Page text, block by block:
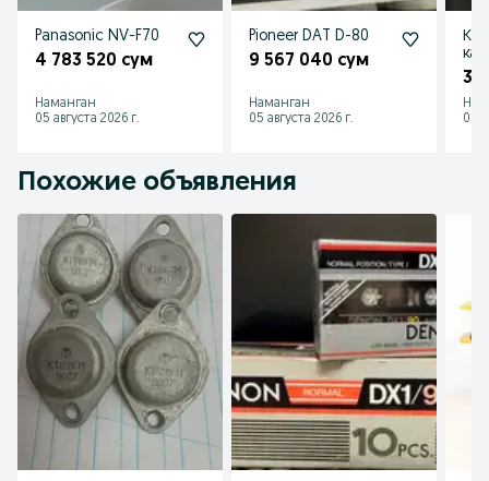
Panasonic NV-F70
4 783 520 сум
Наманган
05 августа 2026 г.
Pioneer DAT D-80
9 567 040 сум
Наманган
05 августа 2026 г.
05
Похожие объявления